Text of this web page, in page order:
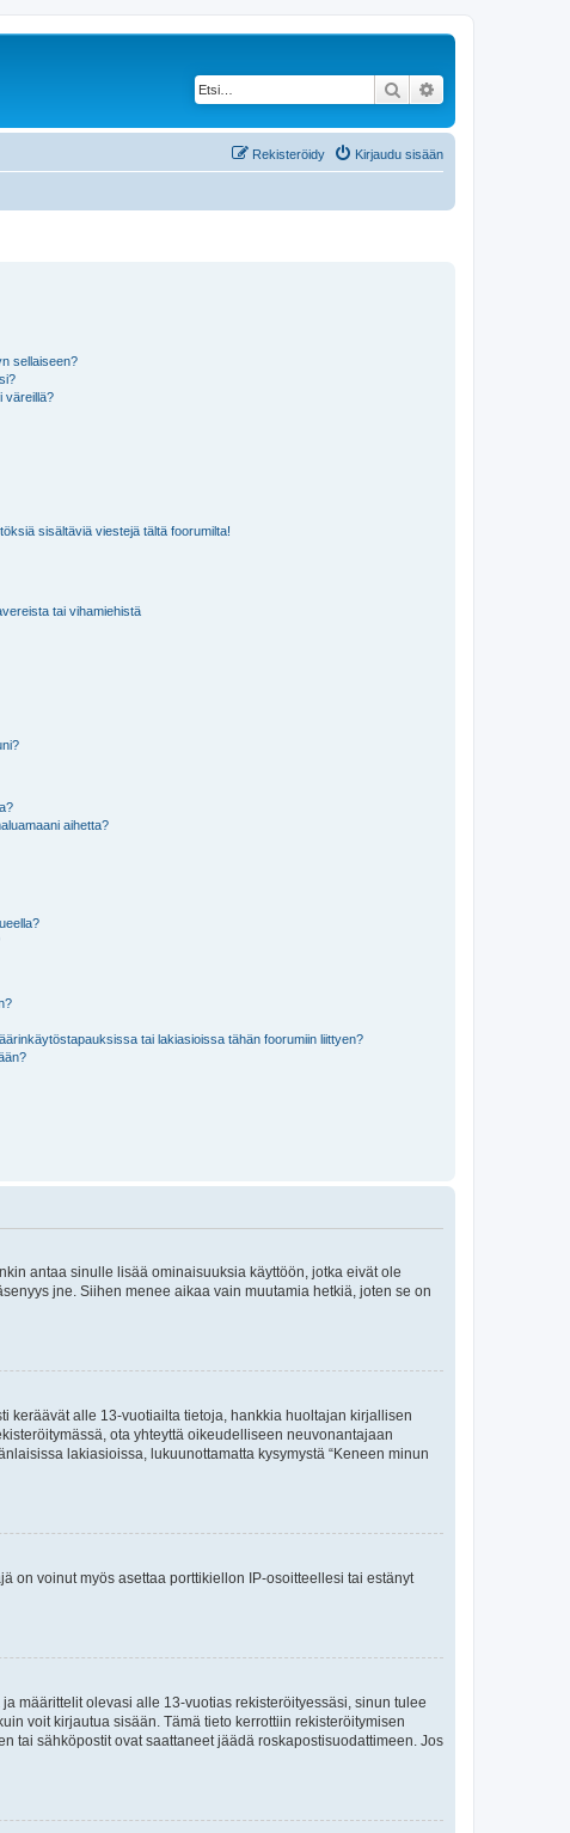
Etsi
Kirjaudu sisään
Rekisteröidy
sellaiseen?
väreillä?
sisältäviä viestejä tältä foorumilta!
tai vihamiehistä
aihetta?
tai lakiasioissa tähän foorumiin liittyen?
antaa sinulle lisää ominaisuuksia käyttöön, jotka eivät ole
jne. Siihen menee aikaa vain muutamia hetkiä, joten se on
keräävät alle 13-vuotiailta tietoja, hankkia huoltajan kirjallisen
ota yhteyttä oikeudelliseen neuvonantajaan
lakiasioissa, lukuunottamatta kysymystä “Keneen minun
on voinut myös asettaa porttikiellon IP-osoitteellesi tai estänyt
määrittelit olevasi alle 13-vuotias rekisteröityessäsi, sinun tulee
voit kirjautua sisään. Tämä tieto kerrottiin rekisteröitymisen
tai sähköpostit ovat saattaneet jäädä roskapostisuodattimeen. Jos